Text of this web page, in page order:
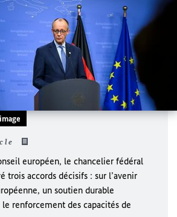
européen, le chancelier fédéral
trois accords décisifs : sur l’avenir
un soutien durable
renforcement des capacités de